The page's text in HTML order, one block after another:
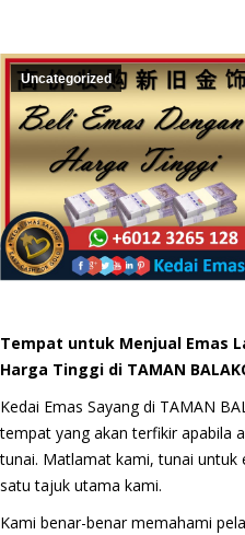
Uncategorized
Tempat untuk Menjual Emas
Harga Tinggi di TAMAN
Kedai Emas Sayang di TAMAN
tempat yang akan terfikir apabila
tunai. Matlamat kami, tunai untuk
satu tajuk utama kami.
Kami benar-benar memahami